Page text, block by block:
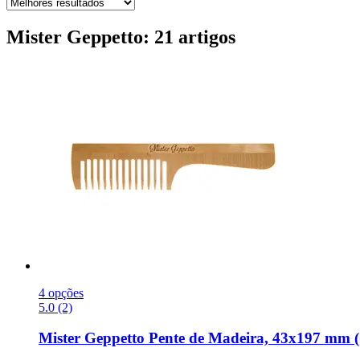
Mister Geppetto: 21 artigos
4 opções
5.0 (2)
Mister Geppetto Pente de Madeira, 43x197 mm